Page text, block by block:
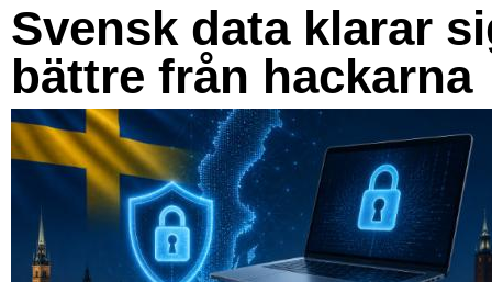
Svensk data klarar
bättre från hackarna